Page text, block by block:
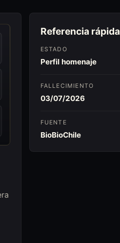
Referencia rápida
ESTADO
Perfil homenaje
FALLECIMIENTO
03/07/2026
FUENTE
BioBioChile